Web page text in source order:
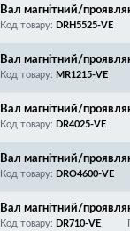
Вал магнітний/
Код товару: DRH5525-VE
Вал магнітний/
on LBP5050/7200/
Код товару: MR1215-VE
Вал магнітний/
erprise 500 M551/570/
Код товару: DR4025-VE
Вал магнітний/
Код товару: DRO4600-VE
Вал магнітний/
Код товару: DR710-VE